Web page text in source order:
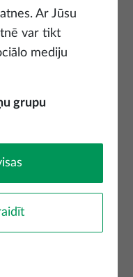
māja celta
gala fasādi ar
kas ir
Latvijā.
Ar Jūsu
var tikt
mediju
grupu